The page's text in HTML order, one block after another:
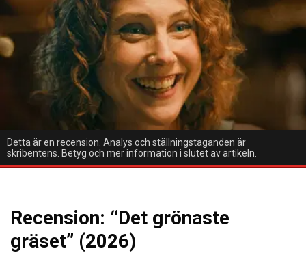
Detta är en recension. Analys och ställningstaganden är
skribentens. Betyg och mer information i slutet av artikeln.
Recension: “Det grönaste
gräset” (2026)